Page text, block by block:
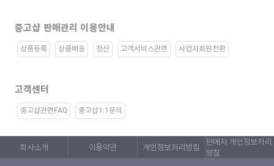
중고샵 판매관리 이용안내
상품등록 상품배송 정산 고객서비스관련 사업자회원전환
고객센터
중고샵관련FAQ 중고샵1:1문의
회사소개 이용약관 개인정보처리방침
판매자 개인정보처리
방침